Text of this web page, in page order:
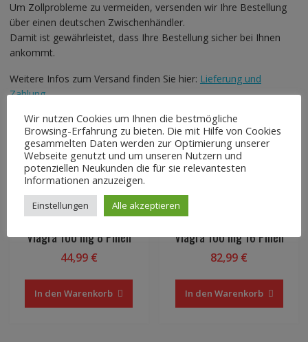
Um Zollprobleme zu vermeiden, versenden wir Ihre Bestellung
über einen deutschen Zwischenhändler.
Damit ist gewährleistet, dass Ihre Bestellung sicher bei Ihnen
ankommt.
Weitere Infos zum Versand finden Sie hier: Lieferung und
Zahlung
Zurück zur Startseite
Ähnliche Produkte
Viagra 100 mg 8 Pillen
44,99 €
In den Warenkorb
Viagra 100 mg 16 Pillen
82,99 €
In den Warenkorb
Wir nutzen Cookies um Ihnen die bestmögliche
Browsing-Erfahrung zu bieten. Die mit Hilfe von Cookies
gesammelten Daten werden zur Optimierung unserer
Webseite genutzt und um unseren Nutzern und
potenziellen Neukunden die für sie relevantesten
Informationen anzuzeigen.
Einstellungen Alle akzeptieren